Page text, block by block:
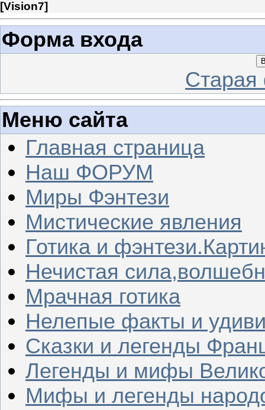
[Vision7]
Форма входа
Меню сайта
Главная страница
Наш ФОРУМ
Миры Фэнтези
Мистические явления
Готика и
Нечистая
Мрачная готика
Нелепые факты и
Сказки и легенды
Легенды и мифы
Мифы и легенды